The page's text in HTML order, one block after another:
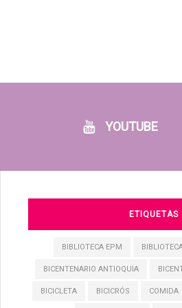
YOUTUBE
ETIQUETAS
BIBLIOTECA EPM
BICENTENARIO ANTIOQUIA
BICICLETA BICICRÓS COMIDA